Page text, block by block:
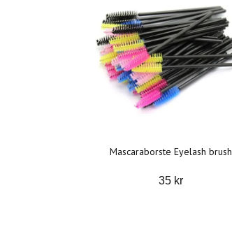
Mascaraborste Eyelash brush
35 kr